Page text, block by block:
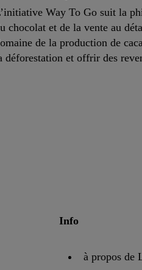
Way To Go suit la
chocolat et de la vente au
de la production de
déforestation et offrir des
Info
à propos de